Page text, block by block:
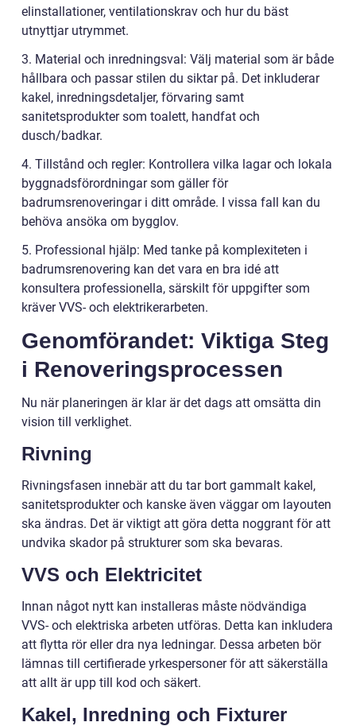
elinstallationer, ventilationskrav och hur du bäst
utnyttjar utrymmet.
3. Material och inredningsval: Välj material som är både
hållbara och passar stilen du siktar på. Det inkluderar
kakel, inredningsdetaljer, förvaring samt
sanitetsprodukter som toalett, handfat och
dusch/badkar.
4. Tillstånd och regler: Kontrollera vilka lagar och lokala
byggnadsförordningar som gäller för
badrumsrenoveringar i ditt område. I vissa fall kan du
behöva ansöka om bygglov.
5. Professional hjälp: Med tanke på komplexiteten i
badrumsrenovering kan det vara en bra idé att
konsultera professionella, särskilt för uppgifter som
kräver VVS- och elektrikerarbeten.
Genomförandet: Viktiga Steg
i Renoveringsprocessen
Nu när planeringen är klar är det dags att omsätta din
vision till verklighet.
Rivning
Rivningsfasen innebär att du tar bort gammalt kakel,
sanitetsprodukter och kanske även väggar om layouten
ska ändras. Det är viktigt att göra detta noggrant för att
undvika skador på strukturer som ska bevaras.
VVS och Elektricitet
Innan något nytt kan installeras måste nödvändiga
VVS- och elektriska arbeten utföras. Detta kan inkludera
att flytta rör eller dra nya ledningar. Dessa arbeten bör
lämnas till certifierade yrkespersoner för att säkerställa
att allt är upp till kod och säkert.
Kakel, Inredning och Fixturer